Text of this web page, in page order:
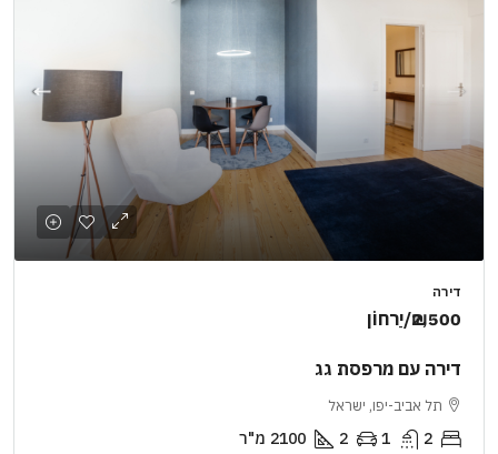
דירה
₪2,500/יַרחוֹן
דירה עם מרפסת גג
תל אביב-יפו, ישראל
2
1
2
2100 מ"ר